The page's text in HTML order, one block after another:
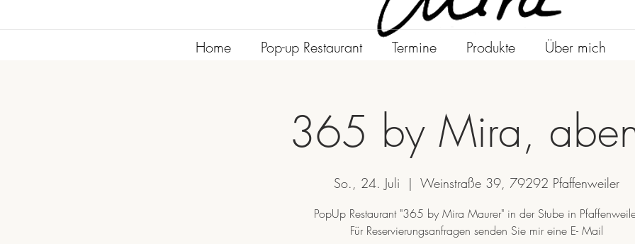
Home Pop-up Restaurant Termine Produkte Über mich
365 by Mira,
So., 24. Juli
  |
Weinstraße 39, 79292 Pfaffenweiler
PopUp Restaurant "365 by Mira Maurer" in der Stube in